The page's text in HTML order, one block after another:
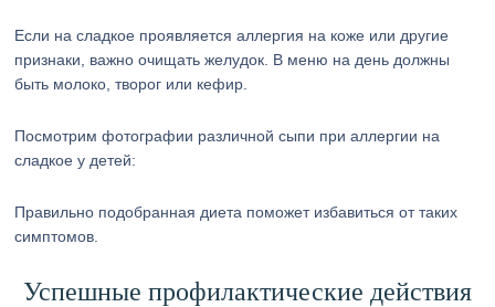
Если на сладкое проявляется аллергия на коже или другие
признаки, важно очищать желудок. В меню на день должны
быть молоко, творог или кефир.
Посмотрим фотографии различной сыпи при аллергии на
сладкое у детей:
Правильно подобранная диета поможет избавиться от таких
симптомов.
Успешные профилактические действия